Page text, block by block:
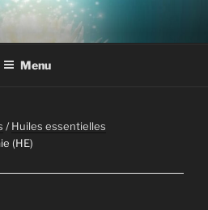
Menu
/Huiles essentielles
(HE)